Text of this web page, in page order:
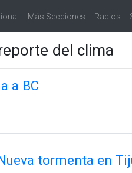
Más Secciones Radios
del clima
a BC
tormenta en